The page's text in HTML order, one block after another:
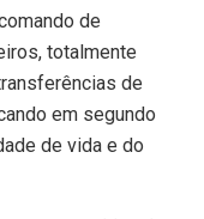
de
totalmente
de
em segundo
de vida e do